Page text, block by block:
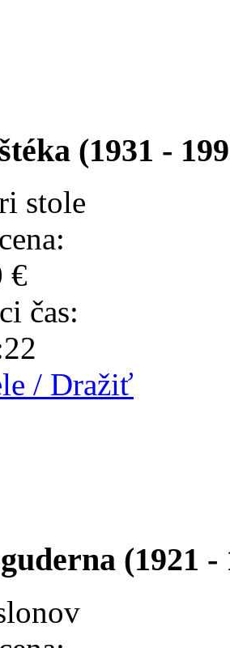
(1931 -
stole
€
čas:
/ Dražiť
(1921 -